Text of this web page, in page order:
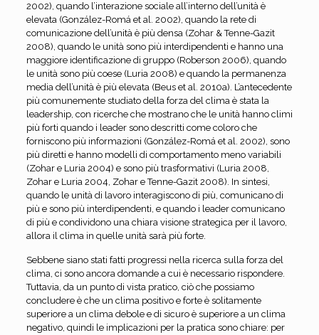
2002), quando l’interazione sociale all’interno dell’unità è
elevata (González-Romá et al. 2002), quando la rete di
comunicazione dell’unità è più densa (Zohar & Tenne-Gazit
2008), quando le unità sono più interdipendenti e hanno una
maggiore identificazione di gruppo (Roberson 2006), quando
le unità sono più coese (Luria 2008) e quando la permanenza
media dell’unità è più elevata (Beus et al. 2010a). L’antecedente
più comunemente studiato della forza del clima è stata la
leadership, con ricerche che mostrano che le unità hanno climi
più forti quando i leader sono descritti come coloro che
forniscono più informazioni (González-Romá et al. 2002), sono
più diretti e hanno modelli di comportamento meno variabili
(Zohar e Luria 2004) e sono più trasformativi (Luria 2008,
Zohar e Luria 2004, Zohar e Tenne-Gazit 2008). In sintesi,
quando le unità di lavoro interagiscono di più, comunicano di
più e sono più interdipendenti, e quando i leader comunicano
di più e condividono una chiara visione strategica per il lavoro,
allora il clima in quelle unità sarà più forte.
Sebbene siano stati fatti progressi nella ricerca sulla forza del
clima, ci sono ancora domande a cui è necessario rispondere.
Tuttavia, da un punto di vista pratico, ciò che possiamo
concludere è che un clima positivo e forte è solitamente
superiore a un clima debole e di sicuro è superiore a un clima
negativo, quindi le implicazioni per la pratica sono chiare: per